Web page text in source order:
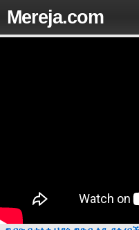
Mereja.com